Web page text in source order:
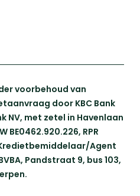
voorbehoud van
door KBC Bank
NV, met zetel in Havenlaan
BE0462.920.226, RPR
Kredietbemiddelaar/Agent
Pandstraat 9, bus 103,